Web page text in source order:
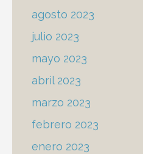
agosto 2023
julio 2023
mayo 2023
abril 2023
marzo 2023
febrero 2023
enero 2023